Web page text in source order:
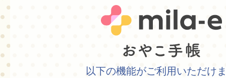
以下の機能がご利用いただけ